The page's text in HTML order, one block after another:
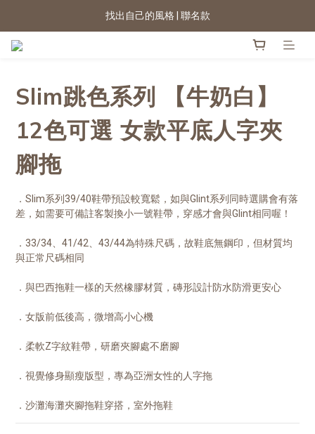
2026新色上市 | 快看
★七夕情人節 滿899送星月項鍊
Slim跳色系列 【牛奶白】
12色可選 女款平底人字夾
腳拖
．Slim系列39/40鞋帶預設較寬鬆，如與Glint系列同時選購會有落
差，如需要可備註客製換小一號鞋帶，穿感才會與Glint相同喔！
．33/34、41/42、43/44為特殊尺碼，故鞋底無鋼印，但材質均
與正常尺碼相同
．與巴西拖鞋一樣的天然橡膠材質，磚形設計防水防滑更安心
．女版前低後高，微增高小心機
．柔軟Z字紋鞋帶，研磨夾腳處不磨腳
．視覺修身顯瘦版型，專為亞洲女性的人字拖
．沙灘海灘夾腳拖鞋穿搭，室外拖鞋